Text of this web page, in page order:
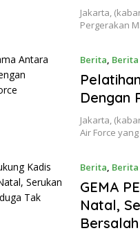
Jakarta,
Pergerakan
Berita, Berita
Dengan
Jakarta,
Air Force
Berita, Berita
GEMA
Natal,
Bersalah ‎